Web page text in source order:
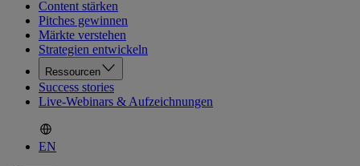
Content stärken
Pitches gewinnen
Märkte verstehen
Strategien entwickeln
Ressourcen
Success stories
Live-Webinars & Aufzeichnungen
EN